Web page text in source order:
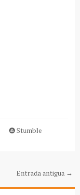
Stumble
Entrada antigua →